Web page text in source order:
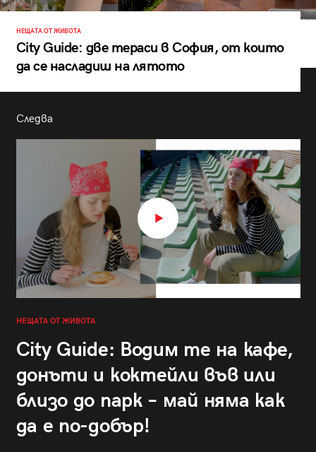
НЕЩАТА ОТ ЖИВОТА
City Guide: две тераси в София, от които
да се насладиш на лятото
Следва
НЕЩАТА ОТ ЖИВОТА
City Guide: Водим те на кафе,
донъти и коктейли във или
близо до парк – май няма как
да е по-добър!